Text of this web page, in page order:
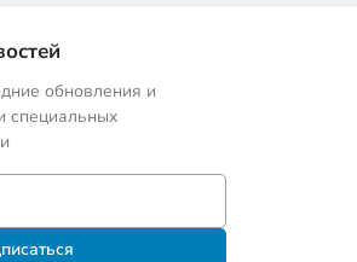
обновления и
специальных